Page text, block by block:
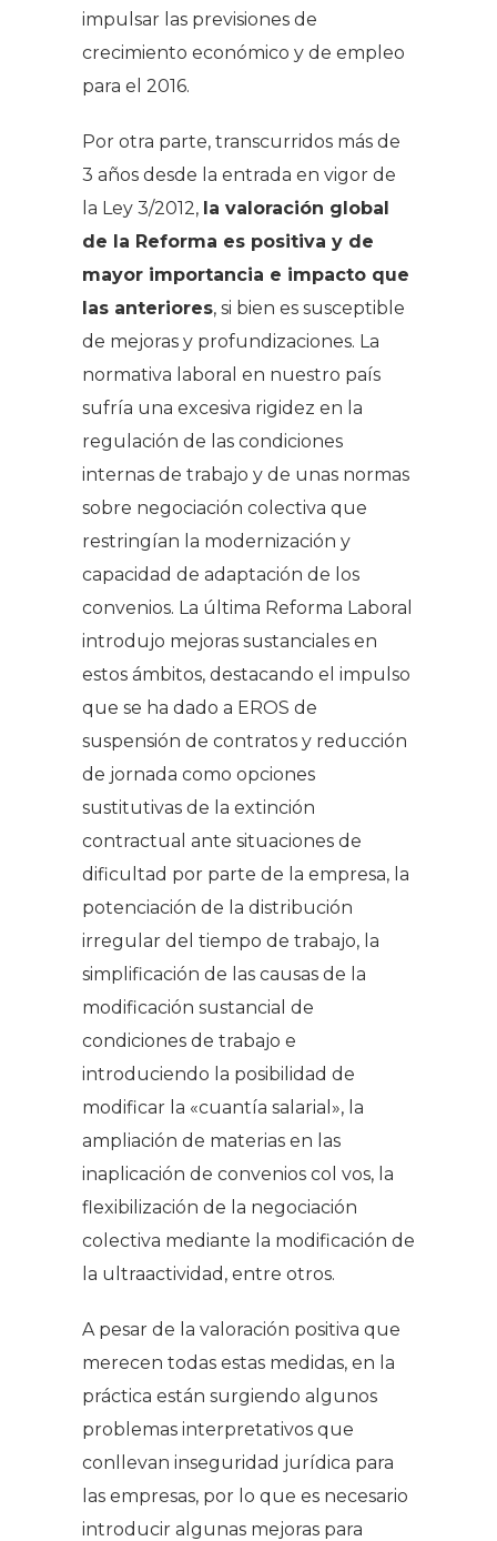
impulsar las previsiones de
crecimiento económico y de empleo
para el 2016.
Por otra parte, transcurridos más de
3 años desde la entrada en vigor de
la Ley 3/2012, la valoración global
de la Reforma es positiva y de
mayor importancia e impacto que
las anteriores, si bien es susceptible
de mejoras y profundizaciones. La
normativa laboral en nuestro país
sufría una excesiva rigidez en la
regulación de las condiciones
internas de trabajo y de unas normas
sobre negociación colectiva que
restringían la modernización y
capacidad de adaptación de los
convenios. La última Reforma Laboral
introdujo mejoras sustanciales en
estos ámbitos, destacando el impulso
que se ha dado a EROS de
suspensión de contratos y reducción
de jornada como opciones
sustitutivas de la extinción
contractual ante situaciones de
dificultad por parte de la empresa, la
potenciación de la distribución
irregular del tiempo de trabajo, la
simplificación de las causas de la
modificación sustancial de
condiciones de trabajo e
introduciendo la posibilidad de
modificar la «cuantía salarial», la
ampliación de materias en las
inaplicación de convenios col vos, la
flexibilización de la negociación
colectiva mediante la modificación de
la ultraactividad, entre otros.
A pesar de la valoración positiva que
merecen todas estas medidas, en la
práctica están surgiendo algunos
problemas interpretativos que
conllevan inseguridad jurídica para
las empresas, por lo que es necesario
introducir algunas mejoras para